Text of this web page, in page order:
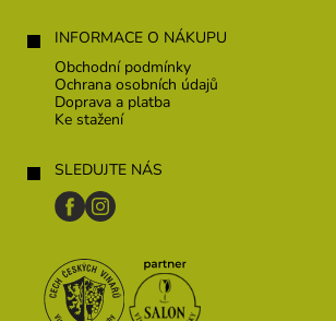
INFORMACE O NÁKUPU
Obchodní podmínky
Ochrana osobních údajů
Doprava a platba
Ke stažení
SLEDUJTE NÁS